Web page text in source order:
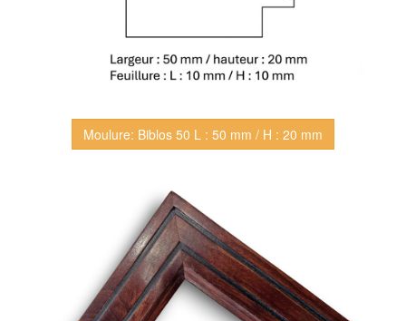
Moulure: Biblos 50 L : 50 mm / H : 20 mm